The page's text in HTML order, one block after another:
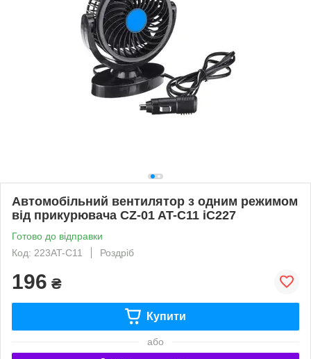
Автомобільний вентилятор з одним режимом
від прикурювача CZ-01 AT-C11 iC227
Готово до відправки
Код: 223AT-C11
Роздріб
196 ₴
Купити
або